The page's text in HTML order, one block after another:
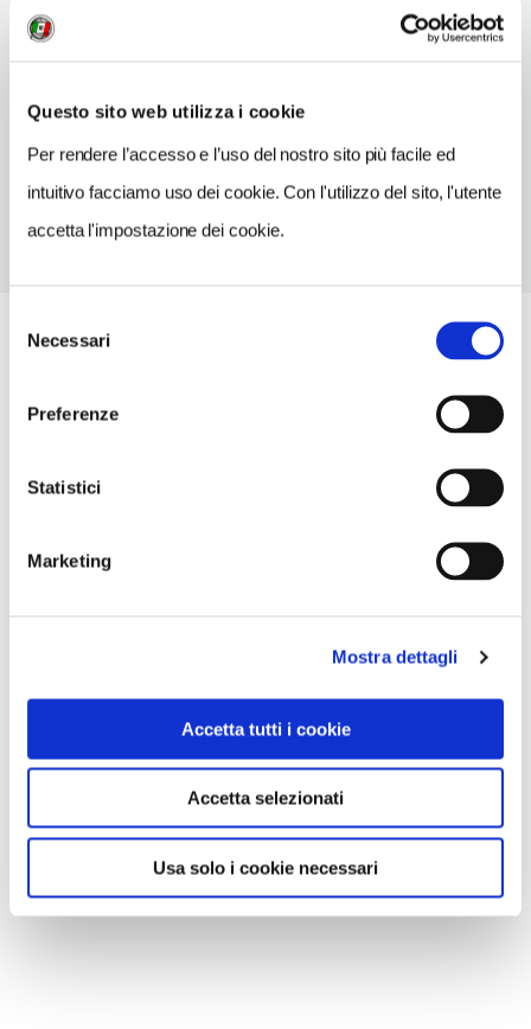
Questo sito web utilizza i cookie
Per rendere l’accesso e l’uso del nostro sito più facile ed
intuitivo facciamo uso dei cookie. Con l'utilizzo del sito, l'utente
accetta l'impostazione dei cookie.
delNecessari
Preferenze
Statistici
Marketing
Mostra dettagli
Accetta tutti i cookie
Accetta selezionati
Usa solo i cookie necessari
TELEFONO
0872982836-3471283848